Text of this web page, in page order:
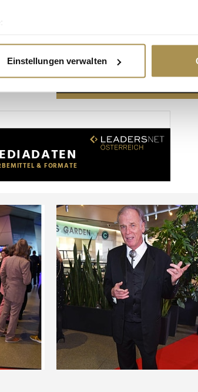
Daten verarbeitet werden, und legen Sie
zu personalisieren, Funktionen für soziale
und Analysen weiter. Unsere Partner
die Sie ihnen bereitgestellt haben oder die sie
Einstellungen verwalten